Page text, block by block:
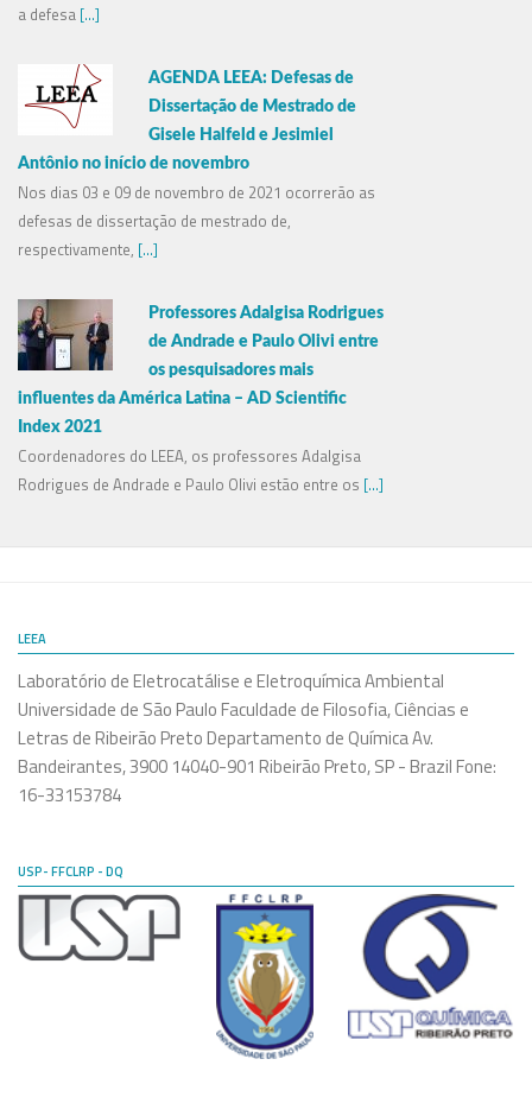
a defesa [...]
AGENDA LEEA: Defesas de
Dissertação de Mestrado de
Gisele Halfeld e Jesimiel
Antônio no início de novembro
Nos dias 03 e 09 de novembro de 2021 ocorrerão as
defesas de dissertação de mestrado de,
respectivamente, [...]
Professores Adalgisa Rodrigues
de Andrade e Paulo Olivi entre
os pesquisadores mais
influentes da América Latina – AD Scientific
Index 2021
Coordenadores do LEEA, os professores Adalgisa
Rodrigues de Andrade e Paulo Olivi estão entre os [...]
LEEA
Laboratório de Eletrocatálise e Eletroquímica Ambiental
Universidade de São Paulo Faculdade de Filosofia, Ciências e
Letras de Ribeirão Preto Departamento de Química Av.
Bandeirantes, 3900 14040-901 Ribeirão Preto, SP - Brazil Fone:
16-33153784
USP- FFCLRP - DQ